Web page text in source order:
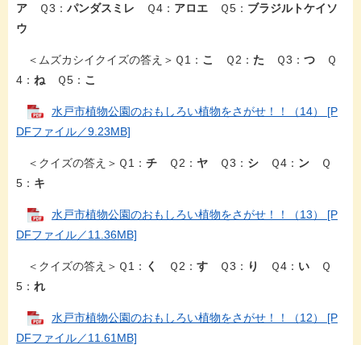
ア Ｑ3： パンダスミレ Ｑ4： アロエ Ｑ5： ブラジルトケイソ
ウ
​＜ムズカシイクイズの答え＞Ｑ1： こ Ｑ2： た Ｑ3： つ Ｑ
4： ね Ｑ5： こ
水戸市植物公園のおもしろい植物をさがせ！！（14） [P
DFファイル／9.23MB]
＜クイズの答え＞Ｑ1： チ Ｑ2： ヤ Ｑ3： シ Ｑ4： ン Ｑ
5： キ
水戸市植物公園のおもしろい植物をさがせ！！（13） [P
DFファイル／11.36MB]
＜クイズの答え＞Ｑ1： く Ｑ2： す Ｑ3： り Ｑ4： い Ｑ
5： れ
水戸市植物公園のおもしろい植物をさがせ！！（12） [P
DFファイル／11.61MB]